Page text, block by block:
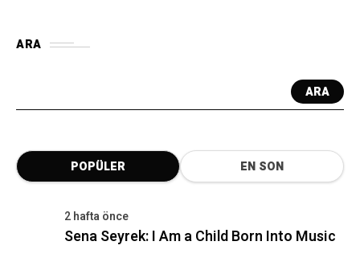
ARA
ARA
POPÜLER EN SON
2 hafta önce
Sena Seyrek: I Am a Child Born Into Music